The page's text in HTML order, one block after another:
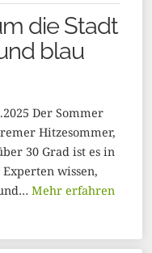
die Stadt
blau
Der Sommer
Hitzesommer,
30 Grad ist es in
wissen,
Mehr erfahren